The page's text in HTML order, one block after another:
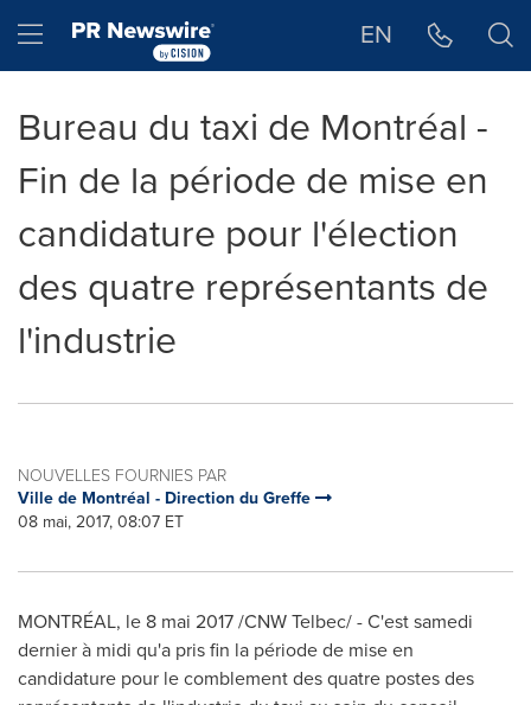
Hamburger menu EN
Bureau du taxi de Montréal -
Fin de la période de mise en
candidature pour l'élection
des quatre représentants de
l'industrie
NOUVELLES FOURNIES PAR
Ville de Montréal - Direction du Greffe
08 mai, 2017, 08:07 ET
MONTRÉAL, le 8 mai 2017 /CNW Telbec/ - C'est samedi
dernier à midi qu'a pris fin la période de mise en
candidature pour le comblement des quatre postes des